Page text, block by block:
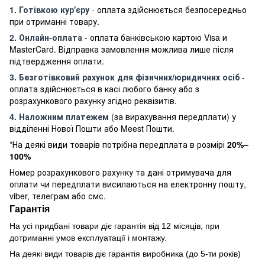
1. Готівкою кур'єру - оплата здійснюється безпосередньо
при отриманні товару.
2. Онлайн-оплата - оплата банківською картою Visa и
MasterCard. Відправка замовлення можлива лише після
підтвердження оплати.
3. Безготівковий рахунок для фізичних/юридичних осіб -
оплата здійснюється в касі любого банку або з
розрахункового рахунку згідно реквізитів.
4. Наложним платежем (за вирахування передплати) у
відділенні Нової Пошти або Meest Пошти.
*На деякі види товарів потрібна передплата в розмірі 20%–
100%
Номер розрахункового рахунку та дані отримувача для
оплати чи передплати висилаються на електронну пошту,
viber, телеграм або смс.
Гарантія
На усі придбані товари діє гарантія від 12 місяців, при
дотриманні умов експлуатації і монтажу.
На деякі види товарів діє гарантія виробника (до 5-ти років)